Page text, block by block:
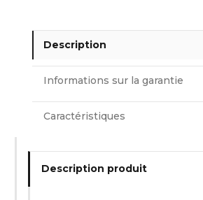
Description
Informations sur la garantie
Caractéristiques
Description produit